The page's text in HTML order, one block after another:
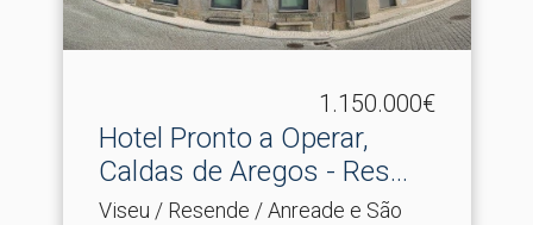
1.150.000€
Hotel Pronto a Operar,
Caldas de Aregos - Res.​..
Viseu / Resende / Anreade e São